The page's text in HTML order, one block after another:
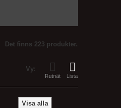
Det finns 223 produkter.
Vy:
Rutnät Lista
Visa alla